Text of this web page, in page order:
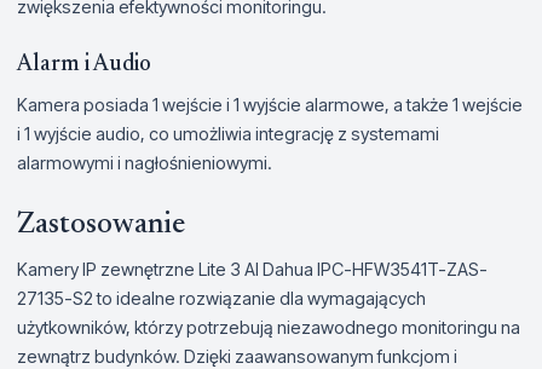
zwiększenia efektywności monitoringu.
Alarm i Audio
Kamera posiada 1 wejście i 1 wyjście alarmowe, a także 1 wejście
i 1 wyjście audio, co umożliwia integrację z systemami
alarmowymi i nagłośnieniowymi.
Zastosowanie
Kamery IP zewnętrzne Lite 3 AI Dahua IPC-HFW3541T-ZAS-
27135-S2 to idealne rozwiązanie dla wymagających
użytkowników, którzy potrzebują niezawodnego monitoringu na
zewnątrz budynków. Dzięki zaawansowanym funkcjom i